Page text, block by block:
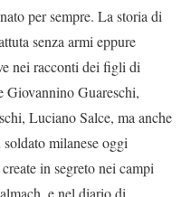
per sempre. La storia di
senza armi eppure
nei racconti dei figli di
Guareschi,
Luciano Salce, ma anche
milanese oggi
in segreto nei campi
e nel diario di